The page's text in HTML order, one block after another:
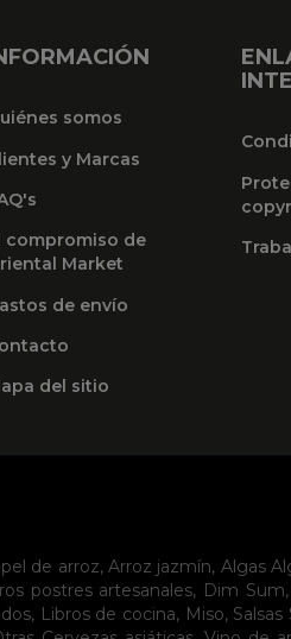
somos
y Marcas
compromiso de
Market
de envío
del sitio
de arroz, Arroz jazmín, Algas
postres artesanales, Dim Sum,
, Libros de cocina, Miso, Salsas